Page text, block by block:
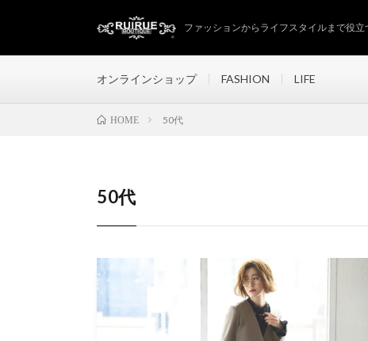
ファッションからライフスタイルまで役
オンラインショップ FASHION LIFE
HOME 50代
50代